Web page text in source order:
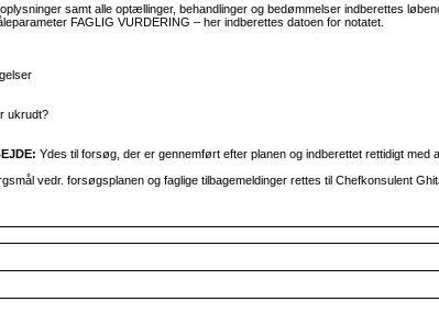
samt alle optællinger, behandlinger og bedømmelser indberettes
FAGLIG VURDERING – her indberettes datoen for notatet.
ukrudt?
Ydes til forsøg, der er gennemført efter planen og indberettet rettidigt med
vedr. forsøgsplanen og faglige tilbagemeldinger rettes til Chefkonsulent